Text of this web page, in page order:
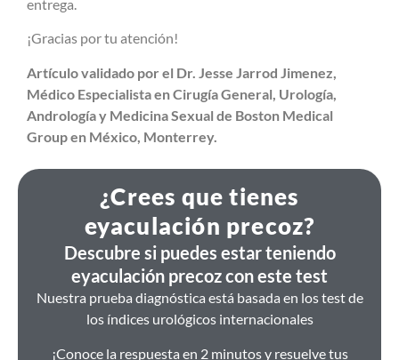
entrega.
¡Gracias por tu atención!
Artículo validado por el Dr. Jesse Jarrod Jimenez,
Médico Especialista en Cirugía General, Urología,
Andrología y Medicina Sexual de Boston Medical
Group en México, Monterrey.
¿Crees que tienes
eyaculación precoz?
Descubre si puedes estar teniendo
eyaculación precoz con este test
Nuestra prueba diagnóstica está basada en los test de
los índices urológicos internacionales
¡Conoce la respuesta en 2 minutos y resuelve tus